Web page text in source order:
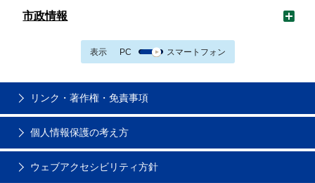
市政情報
表示 PC スマートフォン
リンク・著作権・免責事項
個人情報保護の考え方
ウェブアクセシビリティ方針